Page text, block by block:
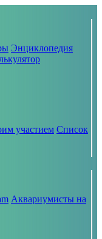
Энциклопедия
участием Список
Аквариумисты на